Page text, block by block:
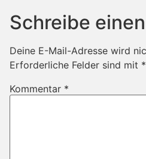
Schreibe
Deine E-Mail-Adresse wird
Erforderliche Felder sind mit *
Kommentar *